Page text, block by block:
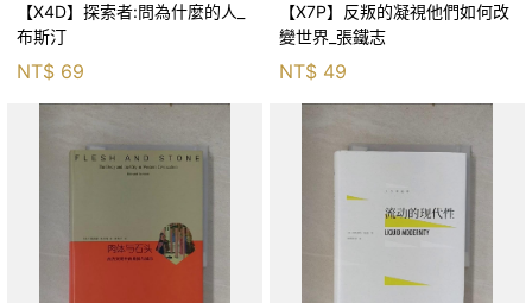
【X4D】探索者:問為什麼的人_
布斯汀
NT$ 69
【X7P】反叛的凝視他們如何改
變世界_張鐵志
NT$ 49